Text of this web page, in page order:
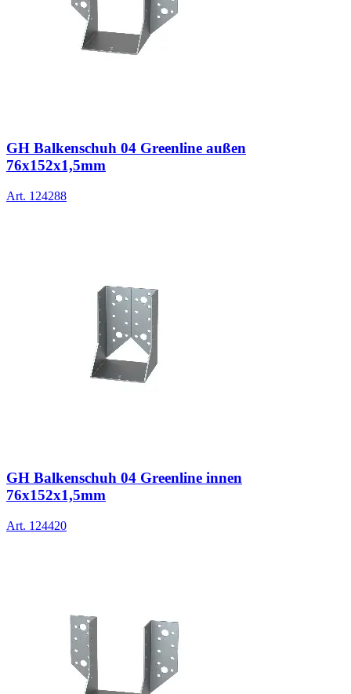
GH Balkenschuh 04 Greenline außen
76x152x1,5mm
Art. 124288
GH Balkenschuh 04 Greenline innen
76x152x1,5mm
Art. 124420